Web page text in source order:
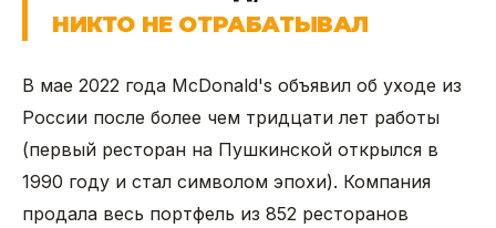
НИКТО НЕ ОТРАБАТЫВАЛ
В мае 2022 года McDonald's объявил об уходе из
России после более чем тридцати лет работы
(первый ресторан на Пушкинской открылся в
1990 году и стал символом эпохи). Компания
продала весь портфель из 852 ресторанов